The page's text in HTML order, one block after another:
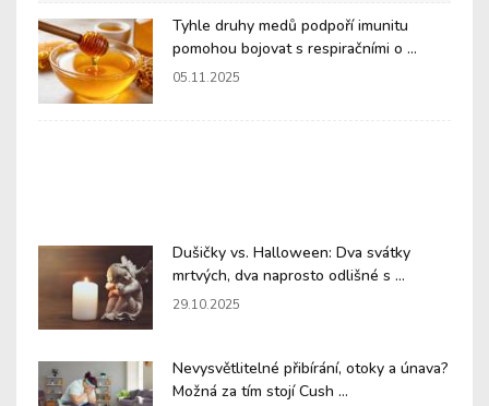
Tyhle druhy medů podpoří imunitu
pomohou bojovat s respiračními o ...
05.11.2025
Dušičky vs. Halloween: Dva svátky
mrtvých, dva naprosto odlišné s ...
29.10.2025
Nevysvětlitelné přibírání, otoky a únava?
Možná za tím stojí Cush ...